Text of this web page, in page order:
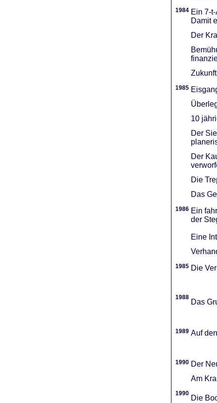
1984 Ein 7-
Damit
Der
1985
10
Der
Der
Die
Das
1986 Ein
der
Eine
1985 Die
1988
Das
1989 Auf
1990 Der
Am
1990
Die